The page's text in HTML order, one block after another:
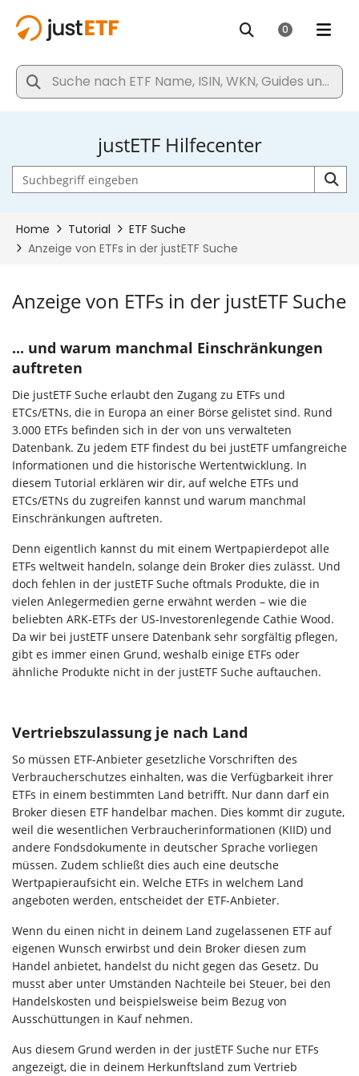
justETF Hilfecenter
Anzeige von ETFs in der justETF Suche
... und warum manchmal Einschränkungen
auftreten
Die justETF Suche erlaubt den Zugang zu ETFs und
ETCs/ETNs, die in Europa an einer Börse gelistet sind. Rund
3.000 ETFs befinden sich in der von uns verwalteten
Datenbank. Zu jedem ETF findest du bei justETF umfangreiche
Informationen und die historische Wertentwicklung. In
diesem Tutorial erklären wir dir, auf welche ETFs und
ETCs/ETNs du zugreifen kannst und warum manchmal
Einschränkungen auftreten.
Denn eigentlich kannst du mit einem Wertpapierdepot alle
ETFs weltweit handeln, solange dein Broker dies zulässt. Und
doch fehlen in der justETF Suche oftmals Produkte, die in
vielen Anlegermedien gerne erwähnt werden – wie die
beliebten ARK-ETFs der US-Investorenlegende Cathie Wood.
Da wir bei justETF unsere Datenbank sehr sorgfältig pflegen,
gibt es immer einen Grund, weshalb einige ETFs oder
ähnliche Produkte nicht in der justETF Suche auftauchen.
Vertriebszulassung je nach Land
So müssen ETF-Anbieter gesetzliche Vorschriften des
Verbraucherschutzes einhalten, was die Verfügbarkeit ihrer
ETFs in einem bestimmten Land betrifft. Nur dann darf ein
Broker diesen ETF handelbar machen. Dies kommt dir zugute,
weil die wesentlichen Verbraucherinformationen (KIID) und
andere Fondsdokumente in deutscher Sprache vorliegen
müssen. Zudem schließt dies auch eine deutsche
Wertpapieraufsicht ein. Welche ETFs in welchem Land
angeboten werden, entscheidet der ETF-Anbieter.
Wenn du einen nicht in deinem Land zugelassenen ETF auf
eigenen Wunsch erwirbst und dein Broker diesen zum
Handel anbietet, handelst du nicht gegen das Gesetz. Du
musst aber unter Umständen Nachteile bei Steuer, bei den
Handelskosten und beispielsweise beim Bezug von
Ausschüttungen in Kauf nehmen.
Aus diesem Grund werden in der justETF Suche nur ETFs
angezeigt, die in deinem Herkunftsland zum Vertrieb